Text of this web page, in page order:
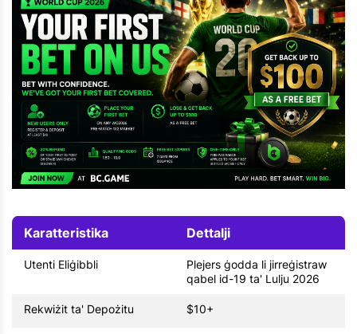
Karatteristika Dettalji
Utenti Eliġibbli
Plejers ġodda li jirreġistraw
qabel id-19 ta' Lulju 2026
Rekwiżit ta' Depożitu $10+